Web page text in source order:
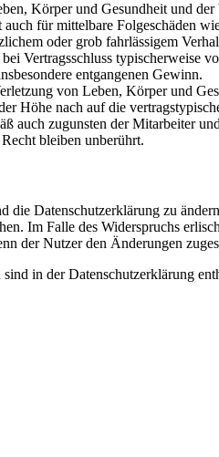
Körper und Gesundheit und
für mittelbare Folgeschäden
oder grob fahrlässigem
Vertragsschluss typischerweise
entgangenen Gewinn.
von Leben, Körper und
Höhe nach auf die
auch zugunsten der Mitarbeiter
bleiben unberührt.
die Datenschutzerklärung zu
Im Falle des Widerspruchs
der Nutzer den Änderungen
in der Datenschutzerklärung